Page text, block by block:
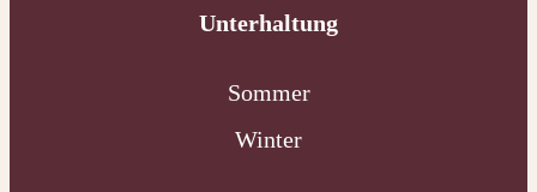
Unterhaltung
Sommer
Winter